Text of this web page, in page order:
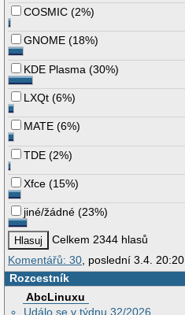
COSMIC (2%)
GNOME (18%)
KDE Plasma (30%)
LXQt (6%)
MATE (6%)
TDE (2%)
Xfce (15%)
jiné/žádné (23%)
Celkem 2344 hlasů
Komentářů: 30 , poslední 3.4. 20:20
Rozcestník
AbcLinuxu
Událo se v týdnu 32/2026